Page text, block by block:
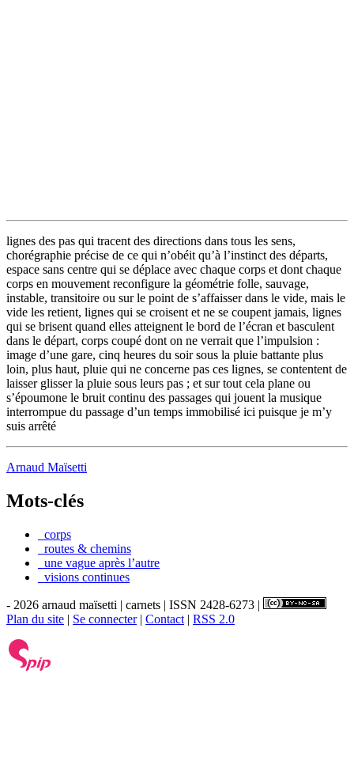
lignes des pas qui tracent des directions dans tous les sens,
chorégraphie précise de ce qui n’obéit qu’à l’instinct des départs,
espace sans centre qui se déplace avec chaque corps et dont chaque
corps en mouvement reconfigure la géométrie folle, sauvage,
instable, transitoire ou sur le point de s’affaisser dans le vide, mais le
vide les retient, lignes qui se croisent et ne se coupent jamais, lignes
qui se brisent quand elles atteignent le bord de l’écran et basculent
dans le départ, corps coupé dont on ne verrait que l’impulsion :
image d’une gare, cinq heures du soir sous la pluie battante plus
loin, plus haut, pluie qui ne concerne pas ces lignes, se contentent de
laisser glisser la pluie sous leurs pas ; et sur tout cela plane ou
s’époumone le bruit continu des passages qui jouent la musique
interrompue du passage d’un temps immobilisé ici puisque je m’y
suis arrêté
Arnaud Maïsetti
Mots-clés
_corps
_routes & chemins
_une vague après l’autre
_visions continues
- 2026 arnaud maïsetti | carnets | ISSN 2428-6273 |
Plan du site | Se connecter| Contact | RSS 2.0